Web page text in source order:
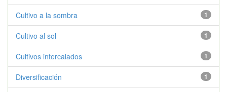
1
Cultivo a la sombra
1
Cultivo al sol
1
Cultivos intercalados
1
Diversificación